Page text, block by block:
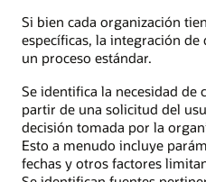
Si bien cada organización
específicas, la integración
un proceso estándar.
Se identifica la necesidad de
partir de una solicitud del
decisión tomada por la
Esto a menudo incluye
fechas y otros factores